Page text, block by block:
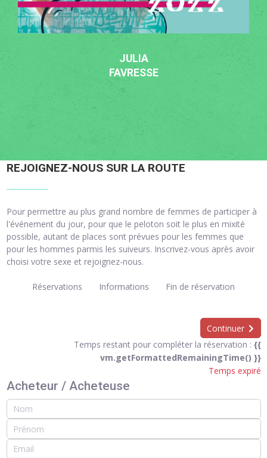
JULIA
FAVRESSE
REJOIGNEZ-NOUS SUR LA ROUTE
Pour permettre au plus grand nombre de femmes de participer à
l'événement du jour, pour que le peloton soit le plus en mixité
possible, autant de places sont prévues pour les femmes que
pour les hommes parmis les suiveurs. Inscrivez-vous après avoir
choisi votre sexe et rejoignez-nous.
Réservations Informations Fin de réservation
Continuer
Temps restant pour compléter la réservation : {{
vm.getFormattedRemainingTime() }}
Temps expiré
Acheteur / Acheteuse